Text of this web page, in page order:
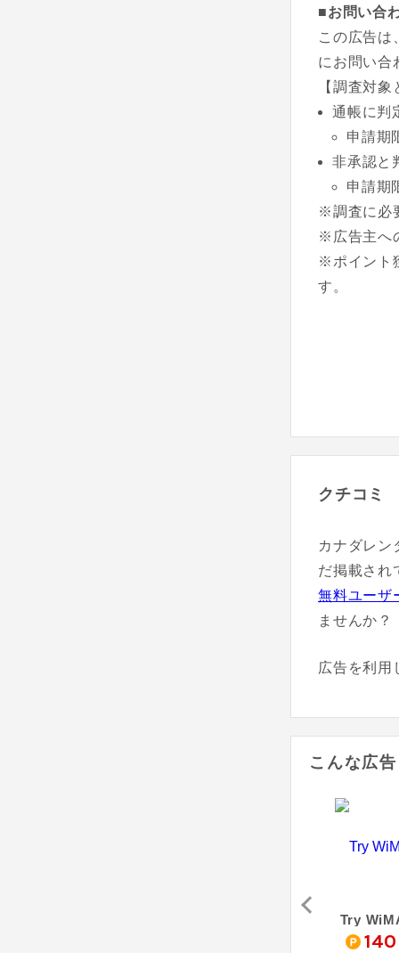
■お問い合
この広告は
にお問い合
【調査対
通帳に判
申請期
非承認と
申請期
※調査に必
※広告主へ
※ポイント
す。
クチコミ
カナダレン
だ掲載され
無料ユーザ
ませんか？
広告を利用
こんな広
Try
140